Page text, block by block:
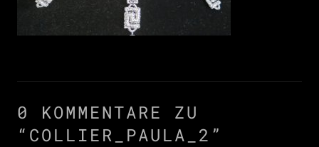
0 KOMMENTARE ZU
“ COLLIER_PAULA_2 ”